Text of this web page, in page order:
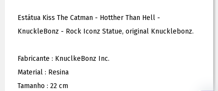
Estátua Kiss The Catman - Hotther Than Hell -
KnuckleBonz - Rock Iconz Statue, original Knucklebonz.
Fabricante : KnuclkeBonz Inc.
Material : Resina
Tamanho : 22 cm